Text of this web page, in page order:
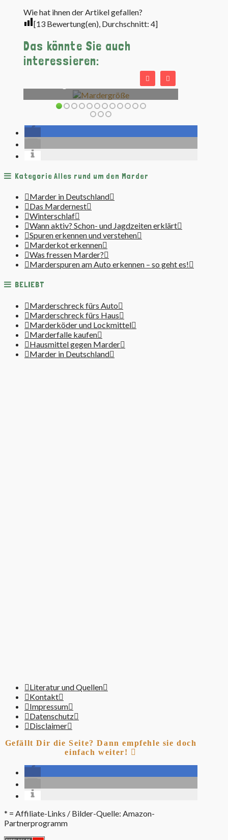
Wie hat ihnen der Artikel gefallen?
[13Bewertung(en), Durchschnitt: 4]
Das könnte Sie auch
interessieren:
Wie groß wird ein Marder?
Kategorie Alles rund um den Marder
Marder in Deutschland
Das Mardernest
Winterschlaf
Wann aktiv? Schon- und Jagdzeiten erklärt
Spuren erkennen und verstehen
Marderkot erkennen
Was fressen Marder?
Marderspuren am Auto erkennen – so geht es!
BELIEBT
Marderschreck fürs Auto
Marderschreck fürs Haus
Marderköder und Lockmittel
Marderfalle kaufen
Hausmittel gegen Marder
Marder in Deutschland
Literatur und Quellen
Kontakt
Impressum
Datenschutz
Disclaimer
Gefällt Dir die Seite? Dann empfehle sie doch
einfach weiter!
* = Affiliate-Links / Bilder-Quelle: Amazon-
Partnerprogramm